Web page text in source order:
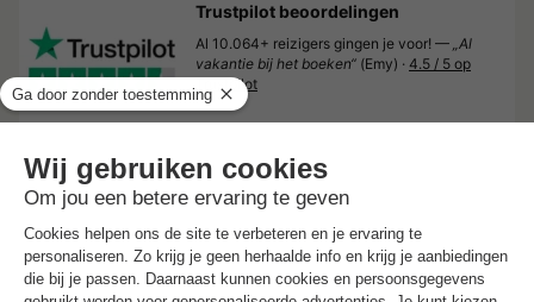
Trustpilot beoordelingen
Al 10.064+ reizigers gingen je voor! — „Al
vakantie bij het boeken“ (Emy) · 4.5 / 5 op
Trustpilot